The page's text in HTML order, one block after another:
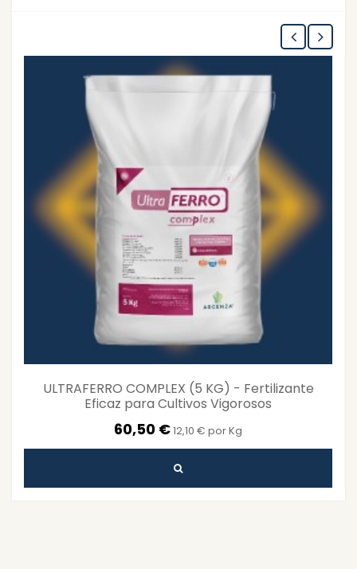
ULTRAFERRO COMPLEX (5 KG) - Fertilizante
Eficaz para Cultivos Vigorosos
60,50 €12,10 € por Kg